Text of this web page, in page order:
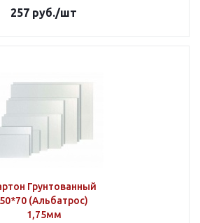
257 руб./шт
Грунтованный
50*70 (Альбатрос)
1,75мм